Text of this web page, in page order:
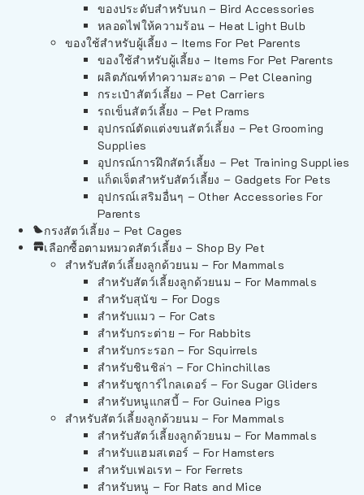
ของประดับสำหรับนก – Bird Accessories
หลอดไฟให้ความร้อน – Heat Light Bulb
ของใช้สำหรับผู้เลี้ยง – Items For Pet Parents
ของใช้สำหรับผู้เลี้ยง – Items For Pet Parents
ผลิตภัณฑ์ทำความสะอาด – Pet Cleaning
กระเป๋าสัตว์เลี้ยง – Pet Carriers
รถเข็นสัตว์เลี้ยง – Pet Prams
อุปกรณ์ตัดแต่งขนสัตว์เลี้ยง – Pet Grooming
Supplies
อุปกรณ์การฝึกสัตว์เลี้ยง – Pet Training Supplies
แก็ดเจ็ตสำหรับสัตว์เลี้ยง – Gadgets For Pets
อุปกรณ์เสริมอื่นๆ – Other Accessories For
Parents
กรงสัตว์เลี้ยง – Pet Cages
เลือกซื้อตามหมวดสัตว์เลี้ยง – Shop By Pet
สำหรับสัตว์เลี้ยงลูกด้วยนม – For Mammals
สำหรับสัตว์เลี้ยงลูกด้วยนม – For Mammals
สำหรับสุนัข – For Dogs
สำหรับแมว – For Cats
สำหรับกระต่าย – For Rabbits
สำหรับกระรอก – For Squirrels
สำหรับชินชิล่า – For Chinchillas
สำหรับชูการ์ไกลเดอร์ – For Sugar Gliders
สำหรับหนูแกสบี้ – For Guinea Pigs
สำหรับสัตว์เลี้ยงลูกด้วยนม – For Mammals
สำหรับสัตว์เลี้ยงลูกด้วยนม – For Mammals
สำหรับแฮมสเตอร์ – For Hamsters
สำหรับเฟอเรท – For Ferrets
สำหรับหนู – For Rats and Mice